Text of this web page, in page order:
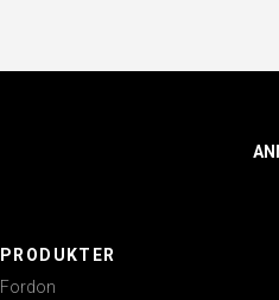
PRODUKTER
Fordon